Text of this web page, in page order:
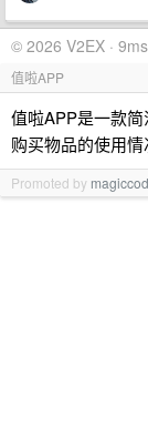
© 2026 V2EX ·
值啦APP
值啦APP是一款
购买物品的使用情
Promoted by